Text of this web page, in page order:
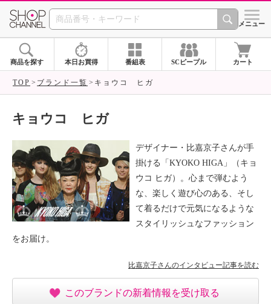
SHOP CHANNEL ショッ
メニュー
商品を探す 本日お買得 番組表 SCピープル カート
TOP ブランド一覧 キョウコ ヒガ
キョウコ ヒガ
デザイナー・比嘉京子さんが手
掛ける「KYOKO HIGA」（キョ
ウコ ヒガ）。心まで弾むよう
な、楽しく遊び心のある、そし
て着るだけで元気になるような
スタイリッシュなファッション
をお届け。
比嘉京子さんのインタビュー記事を読む
このブランドの新着情報を受け取る